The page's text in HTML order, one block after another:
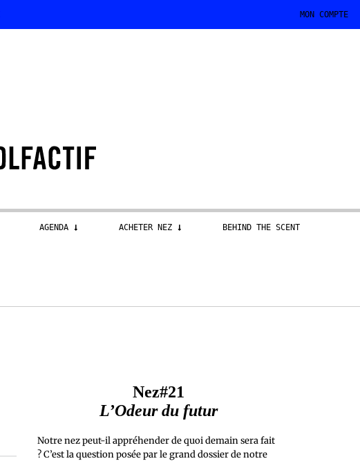
MON COMPTE
AGENDA ACHETER NEZ BEHIND THE SCENT
Nez#21
L’Odeur du futur
Notre nez peut-il appréhender de quoi demain sera fait
? C’est la question posée par le grand dossier de notre